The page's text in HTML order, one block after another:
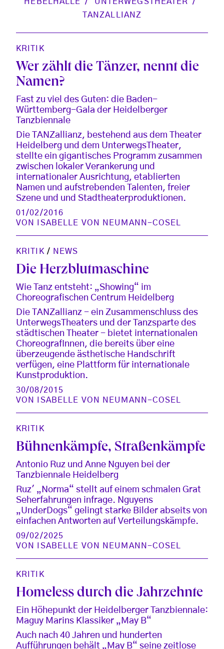
TANZALLIANZ
KRITIK
Wer zählt die Tänzer, nennt die
Namen?
Fast zu viel des Guten: die Baden-
Württemberg-Gala der Heidelberger
Tanzbiennale
Die TANZallianz, bestehend aus dem Theater
Heidelberg und dem UnterwegsTheater,
stellte ein gigantisches Programm zusammen
zwischen lokaler Verankerung und
internationaler Ausrichtung, etablierten
Namen und aufstrebenden Talenten, freier
Szene und und Stadtheaterproduktionen.
01/02/2016
VON
ISABELLE VON NEUMANN-COSEL
KRITIK / NEWS
Die Herzblutmaschine
Wie Tanz entsteht: „Showing“ im
Choreografischen Centrum Heidelberg
Die TANZallianz - ein Zusammenschluss des
UnterwegsTheaters und der Tanzsparte des
städtischen Theater - bietet internationalen
ChoreografInnen, die bereits über eine
überzeugende ästhetische Handschrift
verfügen, eine Plattform für internationale
Kunstproduktion.
30/08/2015
VON
ISABELLE VON NEUMANN-COSEL
KRITIK
Bühnenkämpfe, Straßenkämpfe
Antonio Ruz und Anne Nguyen bei der
Tanzbiennale Heidelberg
Ruz' „Norma“ stellt auf einem schmalen Grat
Seherfahrungen infrage. Nguyens
„UnderDogs“ gelingt starke Bilder abseits von
einfachen Antworten auf Verteilungskämpfe.
09/02/2025
VON
ISABELLE VON NEUMANN-COSEL
KRITIK
Homeless durch die Jahrzehnte
Ein Höhepunkt der Heidelberger Tanzbiennale:
Maguy Marins Klassiker „May B“
Auch nach 40 Jahren und hunderten
Aufführungen behält „May B“ seine zeitlose